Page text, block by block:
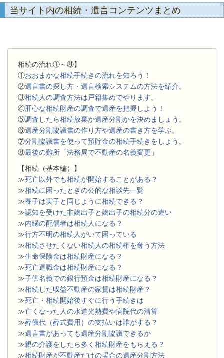
当サイト内の相続・遺言コンテンツまとめ
相続の流れ①～⑧】
①おおまかな相続手続きの流れを知ろう！
②遺言書の探し方・遺言検索システムの方法を紹介。
③相続人の調査方法は戸籍集めでやります。
④肝心な相続財産の調査で遺産を把握しよう！
⑤調査したら相続放棄か遺産分割かを決めましょう。
⑥遺産分割協議書の作り方や遺産の書き方を学ぶ。
⑦分割協議書を使って預貯金の相続手続きをしよう。
⑧最後の難所「法務局で不動産の名義変更」
【相続（基本編）】
≫死亡以外でも相続が開始することがある？
≫相続に困ったときの公的な相談先一覧
≫養子は実子と同じように相続できる？
≫認知を受けた非嫡出子と嫡出子の相続分の違い
≫内縁の配偶者は相続人になる？
≫行方不明の相続人がいて困っている
≫相続させたくない相続人の相続権を奪う方法
≫生命保険金は相続財産になる？
≫死亡退職金は相続財産になる？
≫子供名義での銀行預金は相続財産になる？
≫相続した収益不動産の家賃は相続財産？
≫死亡・相続開始後すぐに行う手続きは
≫亡くなった人の水道光熱費や病院代の清算
≫葬儀代（葬式費用）の支払いは誰がする？
≫遺言書があっても遺産分割協議できるか
≫親の介護をしたら多く相続財産をもらえる？
≫相続財産が不動産だけの場合の遺産分割方法